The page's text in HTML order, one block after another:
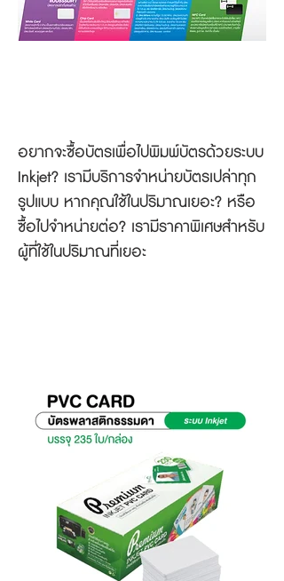
อยากจะซื้อบัตรเพื่อไปพิมพ์บัตรด้วยระบบ
Inkjet? เรามีบริการจำหน่ายบัตรเปล่าทุก
รูปแบบ หากคุณใช้ในปริมาณเยอะ? หรือ
ซื้อไปจำหน่ายต่อ? เรามีราคาพิเศษสำหรับ
ผู้ที่ใช้ในปริมาณที่เยอะ